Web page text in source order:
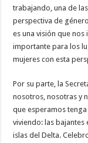
trabajando, una de
perspectiva de
es una visión que
importante para los
mujeres con esta
Por su parte, la
nosotros, nosotras y
que esperamos
viviendo: las
islas del Delta.